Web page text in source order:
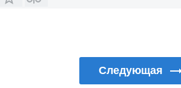
Следующая